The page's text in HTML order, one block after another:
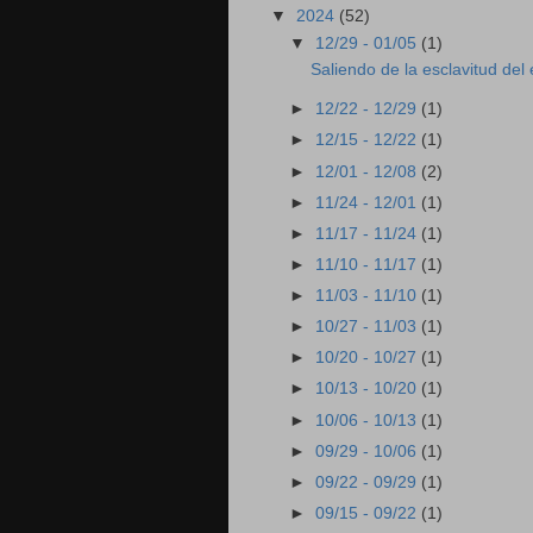
▼ 2024 (52)
▼ 12/29 - 01/05 (1)
Saliendo de la esclavitud del
► 12/22 - 12/29 (1)
► 12/15 - 12/22 (1)
► 12/01 - 12/08 (2)
► 11/24 - 12/01 (1)
► 11/17 - 11/24 (1)
► 11/10 - 11/17 (1)
► 11/03 - 11/10 (1)
► 10/27 - 11/03 (1)
► 10/20 - 10/27 (1)
► 10/13 - 10/20 (1)
► 10/06 - 10/13 (1)
►09/29 - 10/06 (1)
►09/22 - 09/29 (1)
►09/15 - 09/22 (1)